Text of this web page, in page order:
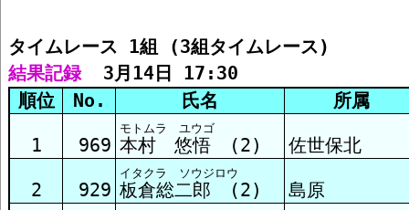
タイムレース 1組 (3組タイムレース)
結果記録
  3月14日 17:30
順位
No. 氏名 所属
1 969
モトムラ ユウゴ
本村 悠悟 (2) 佐世保北
2 929
イタクラ ソウジロウ
板倉総二郎 (2) 島原